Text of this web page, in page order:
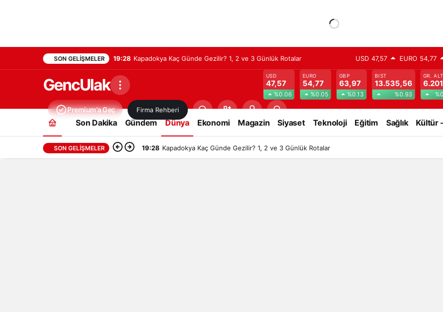
SON GELIŞMELER 19:28 Kapadokya Kaç Günde Gezilir? 1, 2 ve 3 Günlük Rotalar USD 47,57 EURO 54,77
GencUlak USD
47,57
%0.06
EURO
54,77
%0.05
GBP
63,97
%0.13
BIST
13.535,56
%0.93
GR.
Premium'a Geç Firma Rehberi
Son Dakika Gündem Dünya Ekonomi Magazin Siyaset Teknoloji Eğitim Sağlık Kültür
SON GELIŞMELER 19:28 Kapadokya Kaç Günde Gezilir? 1, 2 ve 3 Günlük Rotalar